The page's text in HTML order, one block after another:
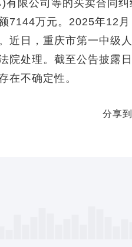
限公司等的买卖合同
7144万元。2025年12
近日，重庆市第一中级
院处理。截至公告披露
在不确定性。
分享